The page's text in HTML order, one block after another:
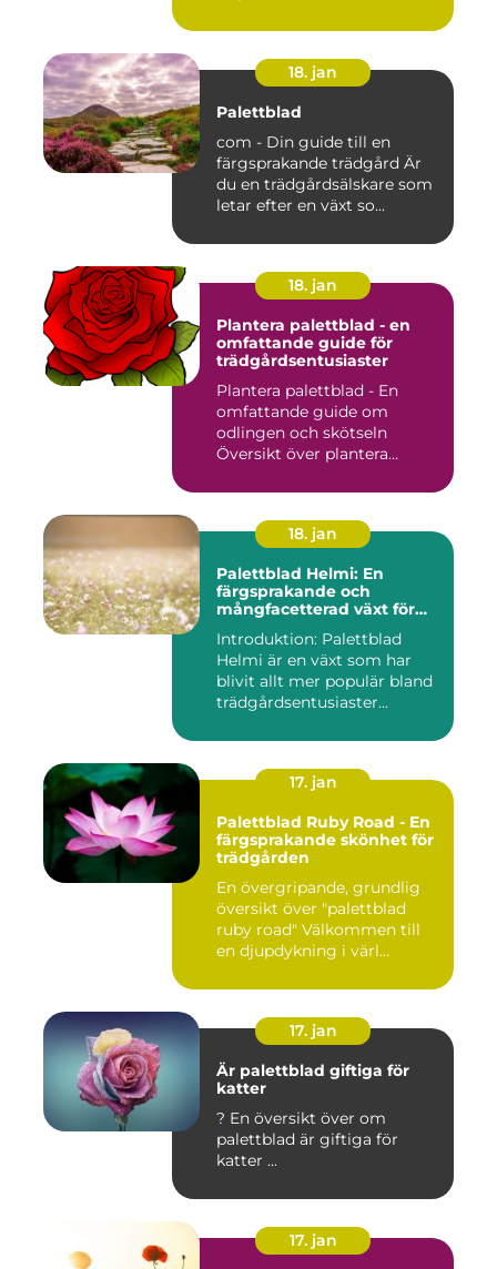
18. jan
Palettblad
com - Din guide till en
färgsprakande trädgård Är
du en trädgårdsälskare som
letar efter en växt so...
18. jan
Plantera palettblad - en
omfattande guide för
trädgårdsentusiaster
Plantera palettblad - En
omfattande guide om
odlingen och skötseln
Översikt över plantera
18. jan
Palettblad Helmi: En
färgsprakande och
mångfacetterad växt för
Introduktion: Palettblad
Helmi är en växt som har
blivit allt mer populär bland
trädgårdsentusiaster...
17. jan
Palettblad Ruby Road - En
färgsprakande skönhet för
trädgården
En övergripande, grundlig
översikt över "palettblad
ruby road" Välkommen till
en djupdykning i värl...
17. jan
Är palettblad giftiga för
katter
? En översikt över om
palettblad är giftiga för
katter ...
17. jan